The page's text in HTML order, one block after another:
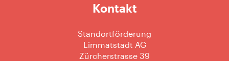
Kontakt
Standortförderung
Limmatstadt AG
Zürcherstrasse 39